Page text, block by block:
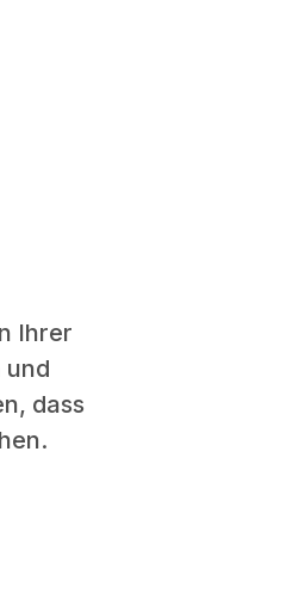
Ihrer
und
dass